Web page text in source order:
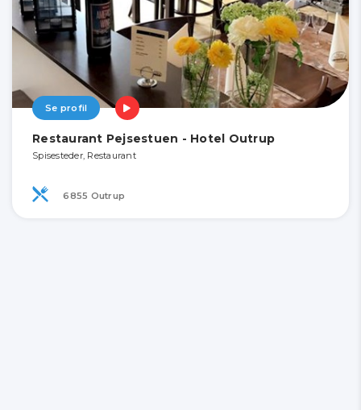
Se profil
Restaurant Pejsestuen - Hotel Outrup
Spisesteder, Restaurant
6855 Outrup